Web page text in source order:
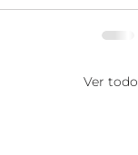
Ver todo